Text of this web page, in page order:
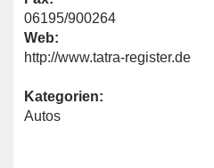
06195/900264
Web:
http://www.tatra-register.de
Kategorien:
Autos